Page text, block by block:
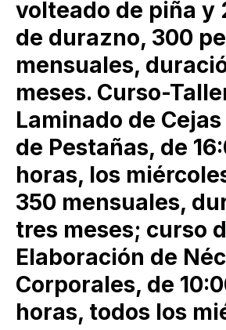
volteado de piña y
de durazno, 300
mensuales,
meses. Curso-
Laminado de
de Pestañas, de
horas, los
350 mensuales,
tres meses; curso
Elaboración de
Corporales, de
horas, todos los